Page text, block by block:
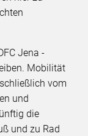
Jena -
Mobilität
vom
und
die
und zu Rad